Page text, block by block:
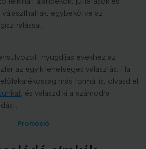
egybekötve az
nyugdíjas évekhez az
az egyik lehetséges választás. Ha
más formái is, olvasd el
, és válaszd ki a számodra
Promóció